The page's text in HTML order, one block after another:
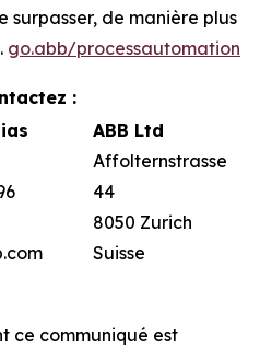
surpasser, de manière plus
go.abb/processautomation
:
ABB Ltd
Affolternstrasse
44
8050 Zurich
Suisse
ce communiqué est